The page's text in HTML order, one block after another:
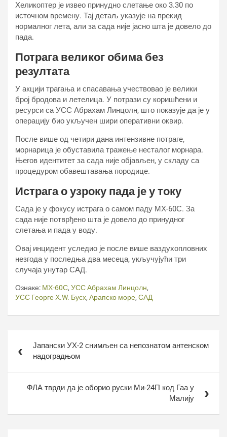
Хеликоптер је извео принудно слетање око 3.30 по
источном времену. Тај детаљ указује на прекид
нормалног лета, али за сада није јасно шта је довело до
пада.
Потрага великог обима без
резултата
У акцији трагања и спасавања учествовао је велики
број бродова и летелица. У потрази су коришћени и
ресурси са УСС Абрахам Линцолн, што показује да је у
операцију био укључен шири оперативни оквир.
После више од четири дана интензивне потраге,
морнарица је обуставила тражење несталог морнара.
Његов идентитет за сада није објављен, у складу са
процедуром обавештавања породице.
Истрага о узроку пада је у току
Сада је у фокусу истрага о самом паду МХ-60С. За
сада није потврђено шта је довело до принудног
слетања и пада у воду.
Овај инцидент уследио је после више ваздухопловних
незгода у последња два месеца, укључујући три
случаја унутар САД.
Ознаке: МХ-60С, УСС Абрахам Линцолн,
УСС Георге Х.W. Бусх, Арапско море, САД
чланкаЈапански УХ-2 снимљен са непознатом антенском
надоградњом
ФЛА тврди да је оборио руски Ми-24П код Гаа у
Малију